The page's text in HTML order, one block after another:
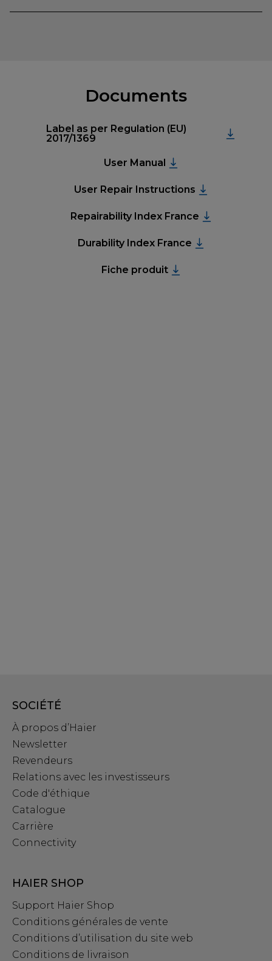
Documents
Label as per Regulation (EU)
2017/1369
User Manual
User Repair Instructions
Repairability Index France
Durability Index France
Fiche produit
SOCIÉTÉ
À propos d’Haier
Newsletter
Revendeurs
Relations avec les investisseurs
Code d'éthique
Catalogue
Carrière
Connectivity
HAIER SHOP
Support Haier Shop
Conditions générales de vente
Conditions d’utilisation du site web
Conditions de livraison